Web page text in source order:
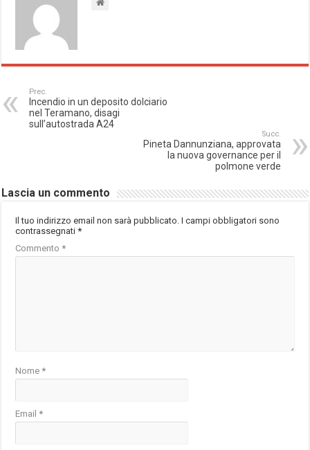
Prec.
Incendio in un deposito dolciario
nel Teramano, disagi
sull’autostrada A24
Succ.
Pineta Dannunziana, approvata
la nuova governance per il
polmone verde
Lascia un commento
Il tuo indirizzo email non sarà pubblicato. I campi obbligatori sono
contrassegnati*
Commento*
Nome*
Email*